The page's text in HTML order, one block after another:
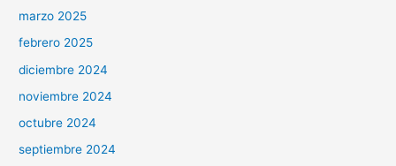
marzo 2025
febrero 2025
diciembre 2024
noviembre 2024
octubre 2024
septiembre 2024